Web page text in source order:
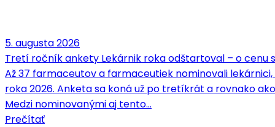
5. augusta 2026
Tretí ročník ankety Lekárnik roka odštartoval – o cenu
Až 37 farmaceutov a farmaceutiek nominovali
roka 2026. Anketa sa koná už po tretíkrát a rovnako
Medzi nominovanými aj tento…
Prečítať